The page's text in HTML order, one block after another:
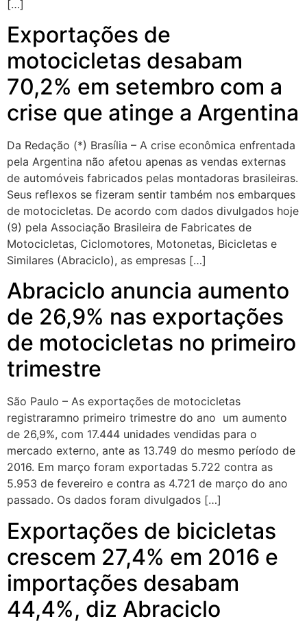
[…]
Exportações de
motocicletas desabam
70,2% em setembro com a
crise que atinge a Argentina
Da Redação (*) Brasília – A crise econômica enfrentada
pela Argentina não afetou apenas as vendas externas
de automóveis fabricados pelas montadoras brasileiras.
Seus reflexos se fizeram sentir também nos embarques
de motocicletas. De acordo com dados divulgados hoje
(9) pela Associação Brasileira de Fabricates de
Motocicletas, Ciclomotores, Motonetas, Bicicletas e
Similares (Abraciclo), as empresas […]
Abraciclo anuncia aumento
de 26,9% nas exportações
de motocicletas no primeiro
trimestre
São Paulo – As exportações de motocicletas
registraramno primeiro trimestre do ano um aumento
de 26,9%, com 17.444 unidades vendidas para o
mercado externo, ante as 13.749 do mesmo período de
2016. Em março foram exportadas 5.722 contra as
5.953 de fevereiro e contra as 4.721 de março do ano
passado. Os dados foram divulgados […]
Exportações de bicicletas
crescem 27,4% em 2016 e
importações desabam
44,4%, diz Abraciclo